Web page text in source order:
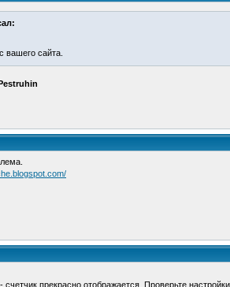
вашего сайта.
- счетчик прекрасно отображается. Проверьте